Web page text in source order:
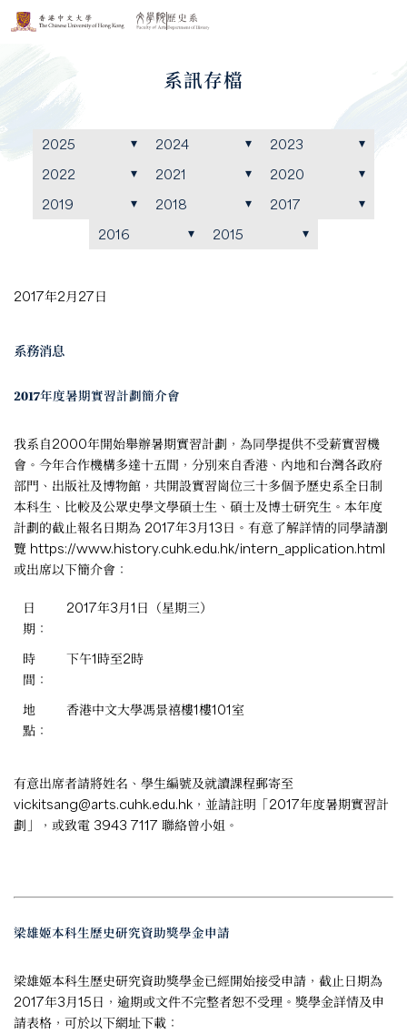
系訊存檔
2025 2024
2023
2022
2021
2020
2019
2018
2017
2016
2015
2017年2月27日
系務消息
2017年度暑期實習計劃簡介會
我系自2000年開始舉辦暑期實習計劃，為同學提供不受薪實習機
會。今年合作機構多達十五間，分別來自香港、內地和台灣各政府
部門、出版社及博物館，共開設實習崗位三十多個予歷史系全日制
本科生、比較及公眾史學文學碩士生、碩士及博士研究生。本年度
計劃的截止報名日期為 2017年3月13日。有意了解詳情的同學請瀏
覽 https://www.history.cuhk.edu.hk/intern_application.html
或出席以下簡介會：
日
期：
2017年3月1日（星期三）
時
間：
下午1時至2時
地
點：
香港中文大學馮景禧樓1樓101室
有意出席者請將姓名、學生編號及就讀課程郵寄至
vickitsang@arts.cuhk.edu.hk ，並請註明「2017年度暑期實習計
劃」，或致電 3943 7117 聯絡曾小姐。
梁雄姬本科生歷史研究資助獎學金申請
梁雄姬本科生歷史研究資助獎學金已經開始接受申請，截止日期為
2017年3月15日，逾期或文件不完整者恕不受理。獎學金詳情及申
請表格，可於以下網址下載：